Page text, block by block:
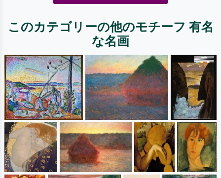
このカテゴリーの他のモチーフ 有名
な名画